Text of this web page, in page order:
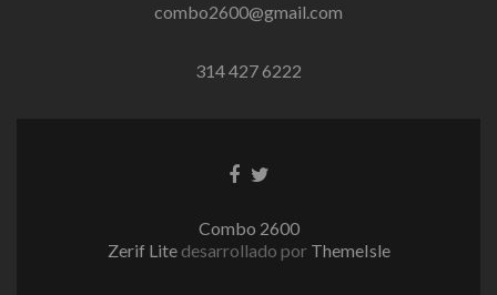
combo2600@gmail.com
314 427 6222
EnlaceEnlace
Combo 2600
Zerif Lite desarrollado por ThemeIsle